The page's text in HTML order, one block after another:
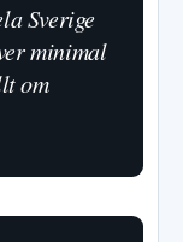
Sverige
minimal
om